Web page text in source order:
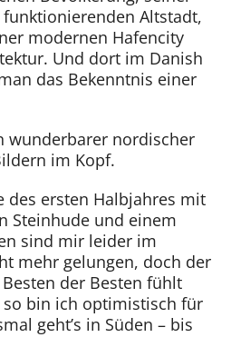
Altstadt,
modernen Hafencity
Und dort im Danish
das Bekenntnis einer
wunderbarer nordischer
im Kopf.
des ersten Halbjahres mit
Steinhude und einem
sind mir leider im
mehr gelungen, doch der
der Besten fühlt
bin ich optimistisch für
geht’s in Süden – bis